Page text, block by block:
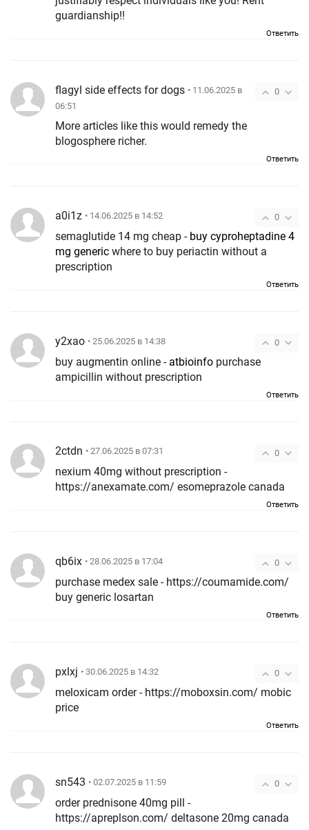
guardianship!!
Ответить
0
flagyl side effects for dogs • 11.06.2025 в
06:51
More articles like this would remedy the
blogosphere richer.
Ответить
0
a0i1z • 14.06.2025 в 14:52
semaglutide 14 mg cheap - buy cyproheptadine 4
mg generic where to buy periactin without a
prescription
Ответить
0
y2xao • 25.06.2025 в 14:38
buy augmentin online - atbioinfo purchase
ampicillin without prescription
Ответить
0
2ctdn • 27.06.2025 в 07:31
nexium 40mg without prescription -
https://anexamate.com/ esomeprazole canada
Ответить
0
qb6ix • 28.06.2025 в 17:04
purchase medex sale - https://coumamide.com/
buy generic losartan
Ответить
0
pxlxj • 30.06.2025 в 14:32
meloxicam order - https://moboxsin.com/ mobic
price
Ответить
0
sn543 • 02.07.2025 в 11:59
order prednisone 40mg pill -
https://apreplson.com/ deltasone 20mg canada